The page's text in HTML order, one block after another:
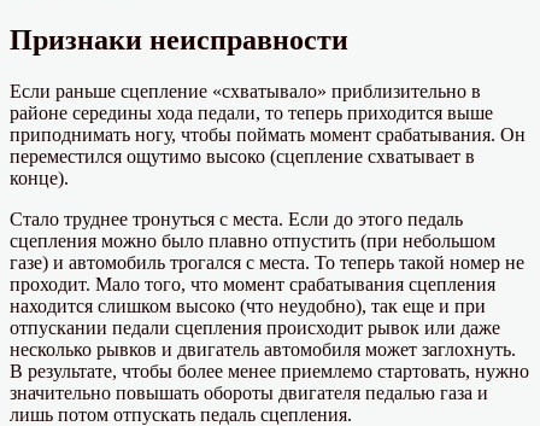
Признаки неисправности
Если раньше сцепление «схватывало» приблизительно в
районе середины хода педали, то теперь приходится выше
приподнимать ногу, чтобы поймать момент срабатывания. Он
переместился ощутимо высоко (сцепление схватывает в
конце).
Стало труднее тронуться с места. Если до этого педаль
сцепления можно было плавно отпустить (при небольшом
газе) и автомобиль трогался с места. То теперь такой номер не
проходит. Мало того, что момент срабатывания сцепления
находится слишком высоко (что неудобно), так еще и при
отпускании педали сцепления происходит рывок или даже
несколько рывков и двигатель автомобиля может заглохнуть.
В результате, чтобы более менее приемлемо стартовать, нужно
значительно повышать обороты двигателя педалью газа и
лишь потом отпускать педаль сцепления.